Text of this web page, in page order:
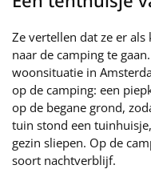
Ze vertellen dat ze er
naar de camping te
woonsituatie in
op de camping: een
op de begane grond,
tuin stond een
gezin sliepen. Op de
soort nachtverblijf.